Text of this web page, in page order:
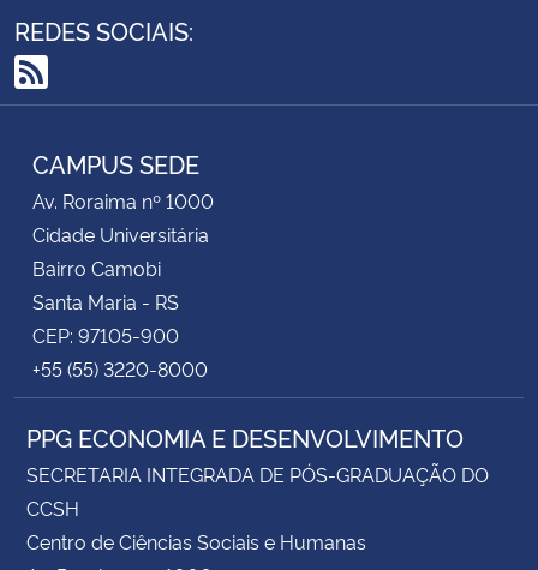
REDES SOCIAIS:
RSS
CAMPUS SEDE
Av. Roraima nº 1000
Cidade Universitária
Bairro Camobi
Santa Maria - RS
CEP: 97105-900
+55 (55) 3220-8000
PPG ECONOMIA E DESENVOLVIMENTO
SECRETARIA INTEGRADA DE PÓS-GRADUAÇÃO DO
CCSH
Centro de Ciências Sociais e Humanas